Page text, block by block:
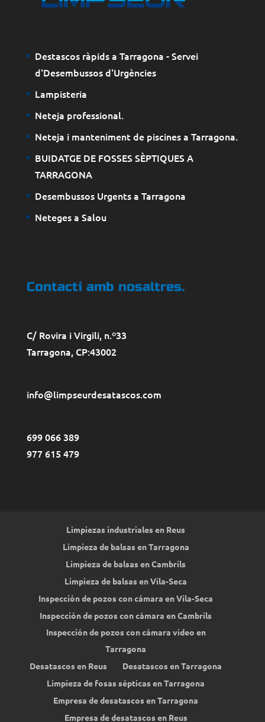
Destascos ràpids a Tarragona - Servei
d'Desembussos d'Urgències
Lampisteria
Neteja professional.
Neteja i manteniment de piscines a Tarragona.
BUIDATGE DE FOSSES SÈPTIQUES A
TARRAGONA
Desembussos Urgents a Tarragona
Neteges a Salou
Contacti amb nosaltres.
C/ Rovira i Virgili, n.º33
Tarragona, CP:43002
info@limpseurdesatascos.com
699 066 389
977 615 479
Limpiezas industriales en Reus
Limpieza de balsas en Tarragona
Limpieza de balsas en Cambrils
Limpieza de balsas en Vila-Seca
Inspección de pozos con cámara en Vila-Seca
Inspección de pozos con cámara en Cambrils
Inspección de pozos con cámara video en
Tarragona
Desatascos en Reus
Desatascos en Tarragona
Limpieza de fosas sépticas en Tarragona
Empresa de desatascos en Tarragona
Empresa de desatascos en Reus